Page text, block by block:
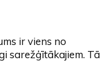
ir viens no
sarežģītākajiem. Tā